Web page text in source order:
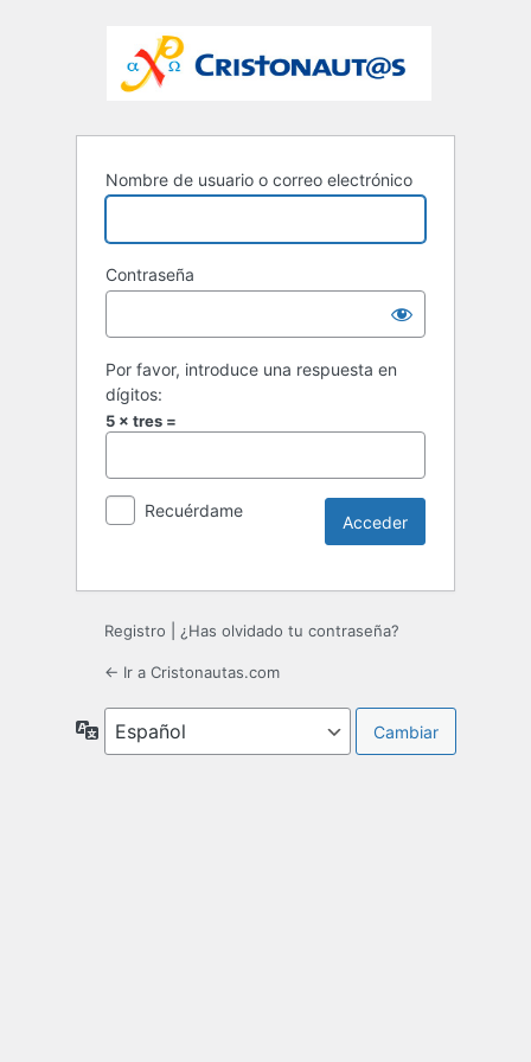
Nombre de usuario o correo electrónico
Contraseña
Por favor, introduce una respuesta en
dígitos:
5 × tres =
Recuérdame
Registro ¿Has olvidado tu contraseña?
← Ir a Cristonautas.com
Idioma